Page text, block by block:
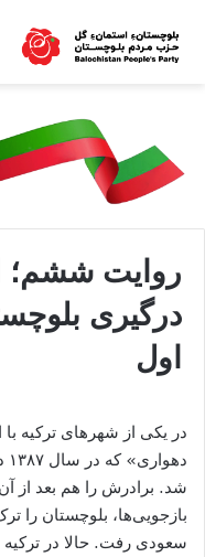
روایت ششم؛
درگیری
اول
در یکی از شهرهای ترکیه
شد. برادرش را هم بعد از
بازجویی‌ها، بلوچستان را
سعودی رفت. حالا در ترکیه